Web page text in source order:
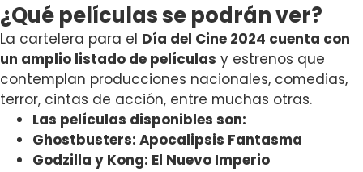
¿Qué películas se podrán ver?
La cartelera para el Día del Cine 2024 cuenta con
un amplio listado de películas y estrenos que
contemplan producciones nacionales, comedias,
terror, cintas de acción, entre muchas otras.
Las películas disponibles son:
Ghostbusters: Apocalipsis Fantasma
Godzilla y Kong: El Nuevo Imperio